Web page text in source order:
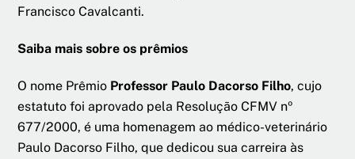
Francisco Cavalcanti.
Saiba mais sobre os prêmios
O nome Prêmio Professor Paulo Dacorso Filho, cujo
estatuto foi aprovado pela Resolução CFMV nº
677/2000, é uma homenagem ao médico-veterinário
Paulo Dacorso Filho, que dedicou sua carreira às